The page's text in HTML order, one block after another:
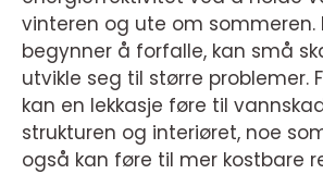
vinteren og ute om sommeren.
begynner å forfalle, kan små
utvikle seg til større problemer.
kan en lekkasje føre til
strukturen og interiøret, noe
også kan føre til mer kostbare